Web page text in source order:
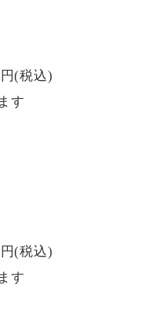
(税込)
す
(税込)
す